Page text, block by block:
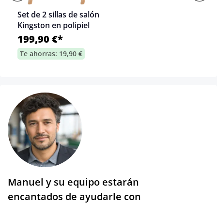
Set de 2 sillas de salón
Kingston en polipiel
199,90 €*
Te ahorras: 19,90 €
Manuel y su equipo estarán
encantados de ayudarle con